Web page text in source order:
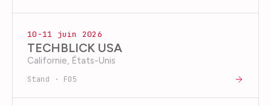
10-11 juin 2026
TECHBLICK USA
Californie, États-Unis
Stand · F05